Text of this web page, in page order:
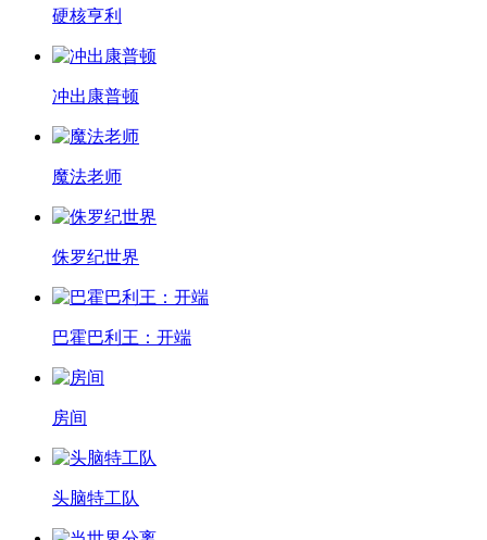
硬核亨利
冲出康普顿
魔法老师
侏罗纪世界
巴霍巴利王：开端
房间
头脑特工队